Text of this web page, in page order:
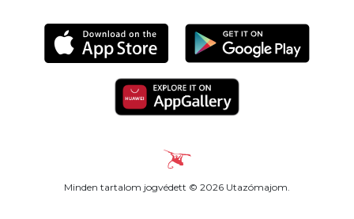
Minden tartalom jogvédett © 2026 Utazómajom.